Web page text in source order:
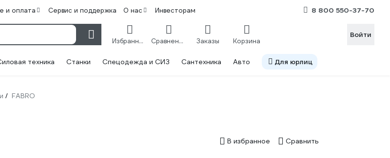
и оплата Сервис и поддержка О нас Инвесторам 8 800 550-37-70
Избранное Сравнение Заказы Корзина
Войти
техника Станки Спецодежда и СИЗ Сантехника Авто Для юрлиц
/ FABRO
В избранное Сравнить